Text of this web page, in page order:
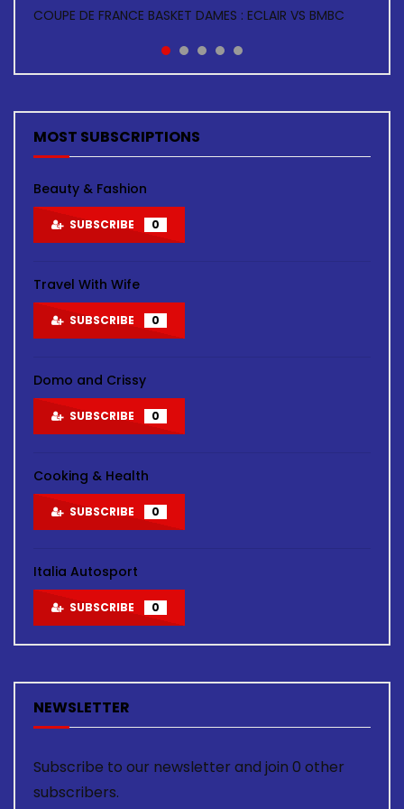
COUPE DE FRANCE BASKET DAMES : ECLAIR VS BMBC
BASKETBALL F: ASC AIGLE NOIRE VS ASC TOUR FINALE
MOST SUBSCRIPTIONS
Beauty & Fashion
SUBSCRIBE 0
Travel With Wife
SUBSCRIBE 0
Domo and Crissy
SUBSCRIBE 0
Cooking & Health
SUBSCRIBE 0
Italia Autosport
SUBSCRIBE 0
NEWSLETTER
Subscribe to our newsletter and join 0 other
subscribers.